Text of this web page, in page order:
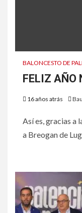
BALONCESTO DE
FELIZ AÑO
16 años atrás
Así es, gracias a
a Breogan de